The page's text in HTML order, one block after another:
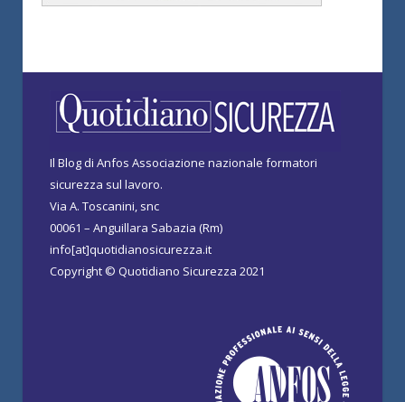
Il Blog di Anfos Associazione nazionale formatori
sicurezza sul lavoro.
Via A. Toscanini, snc
00061 – Anguillara Sabazia (Rm)
info[at]quotidianosicurezza.it
Copyright © Quotidiano Sicurezza 2021